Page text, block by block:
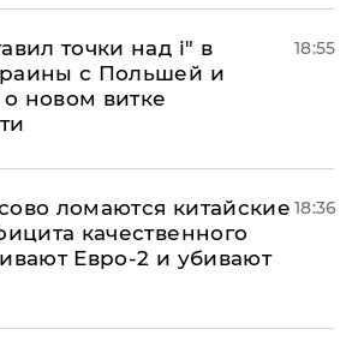
точки над і" в
с Польшей и
новом витке
18:55
ломаются китайские
качественного
Евро-2 и убивают
18:36